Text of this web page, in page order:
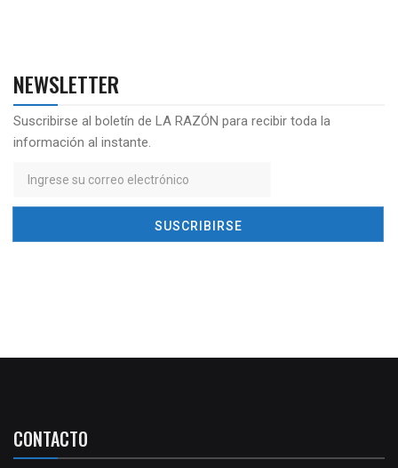
NEWSLETTER
Suscribirse al boletín de LA RAZÓN para recibir toda la
información al instante.
CONTACTO